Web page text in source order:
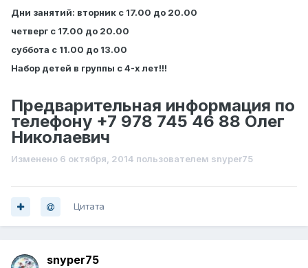
Дни занятий: вторник с 17.00 до 20.00
четверг с 17.00 до 20.00
суббота с 11.00 до 13.00
Набор детей в группы с 4-х лет!!!
Предварительная информация по
телефону +7 978 745 46 88 Олег
Николаевич
Изменено 6 октября, 2014 пользователем snyper75
Цитата
snyper75